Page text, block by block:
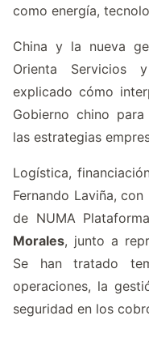
como energía,
China y la nueva
Orienta Servicios
explicado cómo
Gobierno chino
las estrategias
Logística,
Fernando Laviña, con
de NUMA
Morales, junto a
Se han tratado
operaciones, la
seguridad en los